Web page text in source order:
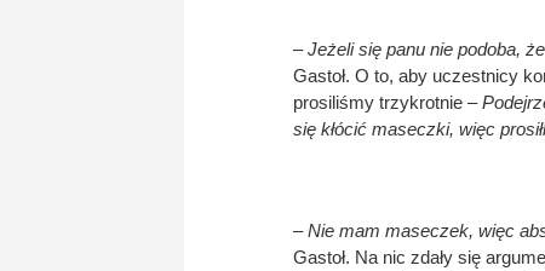
– Jeżeli się panu nie podoba,
Gastoł. O to, aby uczestnicy
prosiliśmy trzykrotnie –
się kłócić maseczki, więc
– Nie mam maseczek, więc
Gastoł. Na nic zdały się